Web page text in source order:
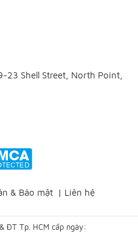
23 Shell Street, North Point,
& Bảo mật | Liên hệ
ĐT Tp. HCM cấp ngày: